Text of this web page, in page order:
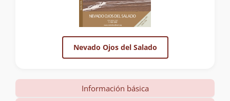
Nevado Ojos del Salado
Información básica